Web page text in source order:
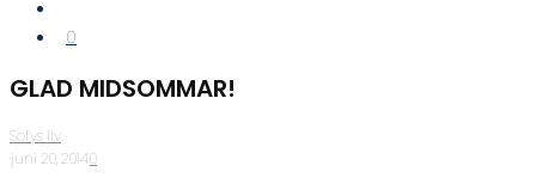
0
GLAD MIDSOMMAR!
Sofys liv
·juni 20, 2014·0